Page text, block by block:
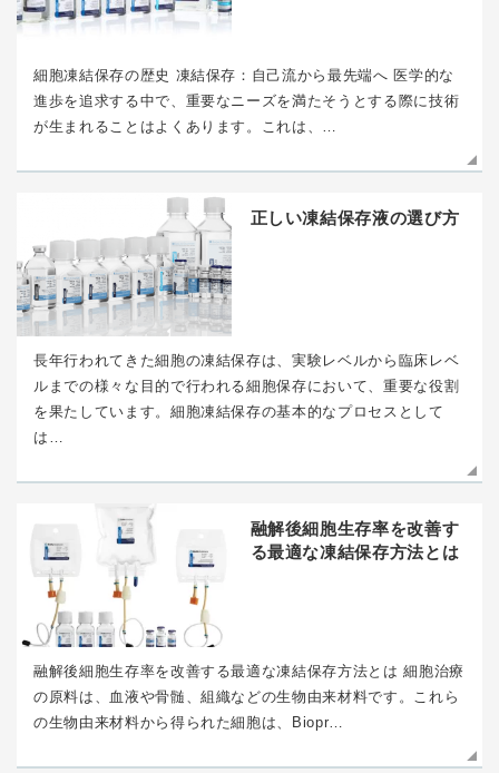
細胞凍結保存の歴史 凍結保存：自己流から最先端へ 医学的な
進歩を追求する中で、重要なニーズを満たそうとする際に技術
が生まれることはよくあります。これは、…
正しい凍結保存液の選び方
長年行われてきた細胞の凍結保存は、実験レベルから臨床レベ
ルまでの様々な目的で行われる細胞保存において、重要な役割
を果たしています。細胞凍結保存の基本的なプロセスとして
は…
融解後細胞生存率を改善す
る最適な凍結保存方法とは
融解後細胞生存率を改善する最適な凍結保存方法とは 細胞治療
の原料は、血液や骨髄、組織などの生物由来材料です。これら
の生物由来材料から得られた細胞は、Biopr…